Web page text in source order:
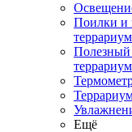
Поилки и
Полезный
Ещё